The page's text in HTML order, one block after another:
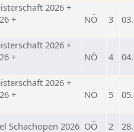
2026 +
+
NÖ 3
2026 +
+
NÖ 4
2026 +
+
NÖ 5
Schachopen 2026 OÖ 2